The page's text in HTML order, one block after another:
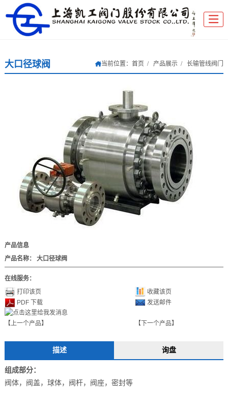
大口径球阀 当前位置： 首页 产品展示 长输管线阀门
产品信息
产品名称：
大口径球阀
在线服务：
打印该页
收藏该页
PDF 下载
发送邮件
【上一个产品】 【下一个产品】
描述 询盘
组成部分：
阀体，阀盖，球体，阀杆，阀座，密封等